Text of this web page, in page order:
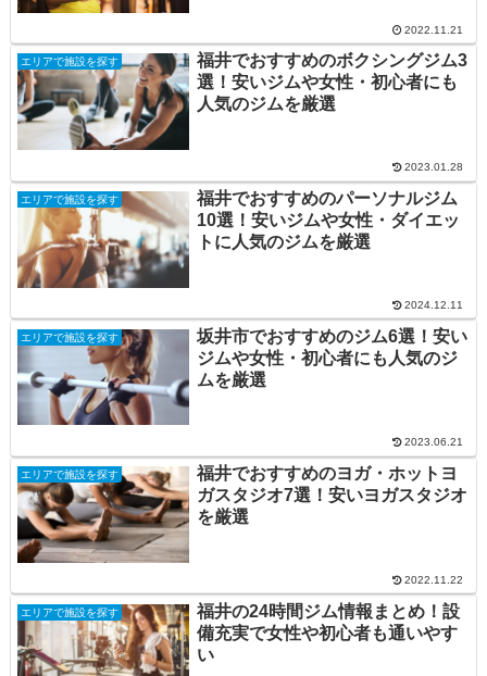
2022.11.21
エリアで施設を探す
福井でおすすめのボクシングジム3
選！安いジムや女性・初心者にも
人気のジムを厳選
2023.01.28
エリアで施設を探す
福井でおすすめのパーソナルジム
10選！安いジムや女性・ダイエッ
トに人気のジムを厳選
2024.12.11
エリアで施設を探す
坂井市でおすすめのジム6選！安い
ジムや女性・初心者にも人気のジ
ムを厳選
2023.06.21
エリアで施設を探す
福井でおすすめのヨガ・ホットヨ
ガスタジオ7選！安いヨガスタジオ
を厳選
2022.11.22
エリアで施設を探す
福井の24時間ジム情報まとめ！設
備充実で女性や初心者も通いやす
い